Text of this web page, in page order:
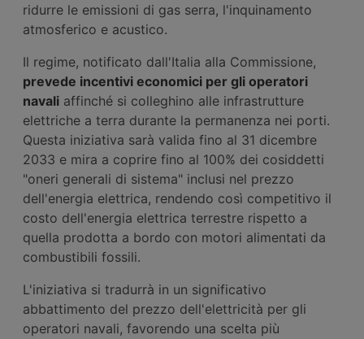
ridurre le emissioni di gas serra, l'inquinamento
atmosferico e acustico.
Il regime, notificato dall'Italia alla Commissione,
prevede incentivi economici per gli operatori
navali affinché si colleghino alle infrastrutture
elettriche a terra durante la permanenza nei porti.
Questa iniziativa sarà valida fino al 31 dicembre
2033 e mira a coprire fino al 100% dei cosiddetti
"oneri generali di sistema" inclusi nel prezzo
dell'energia elettrica, rendendo così competitivo il
costo dell'energia elettrica terrestre rispetto a
quella prodotta a bordo con motori alimentati da
combustibili fossili.
L'iniziativa si tradurrà in un significativo
abbattimento del prezzo dell'elettricità per gli
operatori navali, favorendo una scelta più